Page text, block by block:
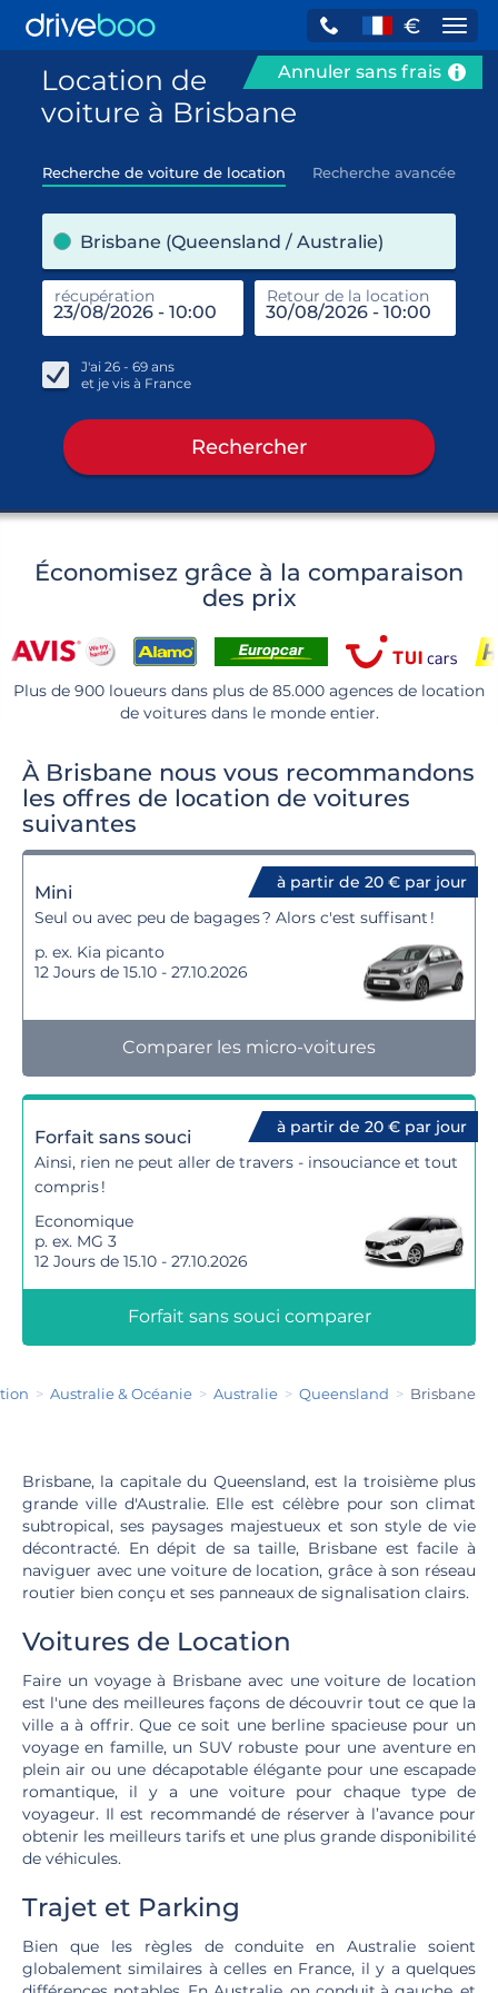
€
Annuler sans frais
Location de
voiture à Brisbane
Recherche de voiture de location Recherche avancée
Brisbane (Queensland / Australie)
récupération Retour de la location
J'ai 26 - 69 ans
et je vis à France
Rechercher
Économisez grâce à la comparaison
des prix
Plus de 900 loueurs dans plus de 85.000 agences de location
de voitures dans le monde entier.
À Brisbane nous vous recommandons
les offres de location de voitures
suivantes
à partir de 20 € par jour
Mini
Seul ou avec peu de bagages ? Alors c'est suffisant !
p. ex. Kia picanto
12 Jours de 15.10 - 27.10.2026
Comparer les micro-voitures
à partir de 20 € par jour
Forfait sans souci
Ainsi, rien ne peut aller de travers - insouciance et tout
compris !
Economique
p. ex. MG 3
12 Jours de 15.10 - 27.10.2026
Forfait sans souci comparer
Australie & Océanie Australie Queensland Brisbane
Brisbane, la capitale du Queensland, est la troisième plus
grande ville d'Australie. Elle est célèbre pour son climat
subtropical, ses paysages majestueux et son style de vie
décontracté. En dépit de sa taille, Brisbane est facile à
naviguer avec une voiture de location, grâce à son réseau
routier bien conçu et ses panneaux de signalisation clairs.
Voitures de Location
Faire un voyage à Brisbane avec une voiture de location
est l'une des meilleures façons de découvrir tout ce que la
ville a à offrir. Que ce soit une berline spacieuse pour un
voyage en famille, un SUV robuste pour une aventure en
plein air ou une décapotable élégante pour une escapade
romantique, il y a une voiture pour chaque type de
voyageur. Il est recommandé de réserver à l’avance pour
obtenir les meilleurs tarifs et une plus grande disponibilité
de véhicules.
Trajet et Parking
Bien que les règles de conduite en Australie soient
globalement similaires à celles en France, il y a quelques